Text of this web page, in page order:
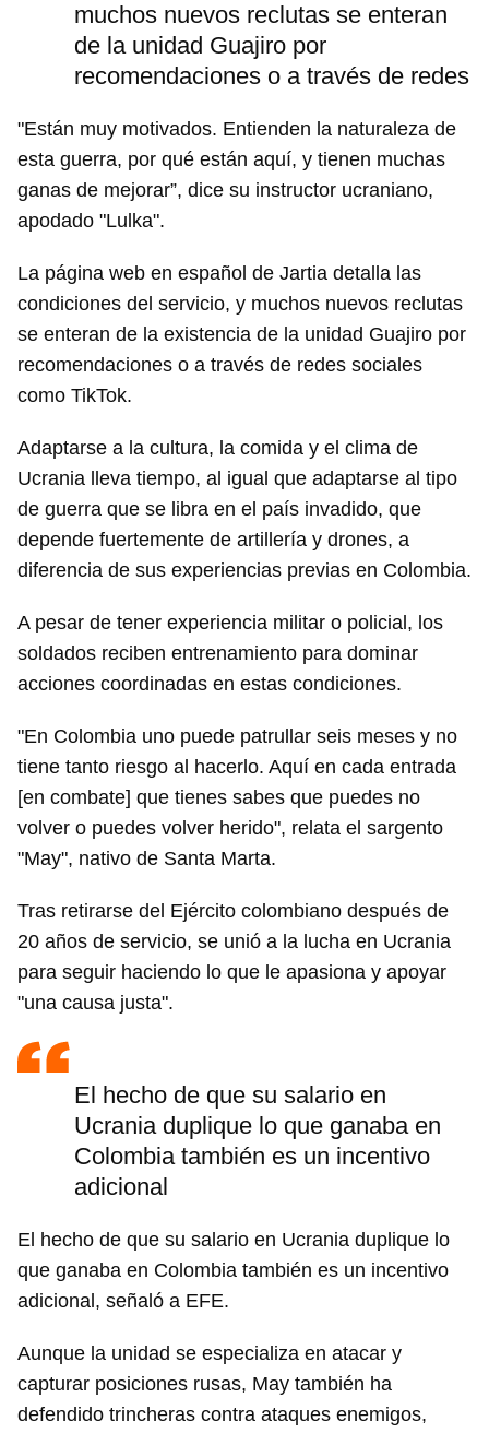
muchos nuevos reclutas se enteran
de la unidad Guajiro por
recomendaciones o a través de redes
"Están muy motivados. Entienden la naturaleza de
esta guerra, por qué están aquí, y tienen muchas
ganas de mejorar”, dice su instructor ucraniano,
apodado "Lulka".
La página web en español de Jartia detalla las
condiciones del servicio, y muchos nuevos reclutas
se enteran de la existencia de la unidad Guajiro por
recomendaciones o a través de redes sociales
como TikTok.
Adaptarse a la cultura, la comida y el clima de
Ucrania lleva tiempo, al igual que adaptarse al tipo
de guerra que se libra en el país invadido, que
depende fuertemente de artillería y drones, a
diferencia de sus experiencias previas en Colombia.
A pesar de tener experiencia militar o policial, los
soldados reciben entrenamiento para dominar
acciones coordinadas en estas condiciones.
"En Colombia uno puede patrullar seis meses y no
tiene tanto riesgo al hacerlo. Aquí en cada entrada
[en combate] que tienes sabes que puedes no
volver o puedes volver herido", relata el sargento
"May", nativo de Santa Marta.
Tras retirarse del Ejército colombiano después de
20 años de servicio, se unió a la lucha en Ucrania
para seguir haciendo lo que le apasiona y apoyar
"una causa justa".
El hecho de que su salario en
Ucrania duplique lo que ganaba en
Colombia también es un incentivo
adicional
El hecho de que su salario en Ucrania duplique lo
que ganaba en Colombia también es un incentivo
adicional, señaló a EFE.
Aunque la unidad se especializa en atacar y
capturar posiciones rusas, May también ha
defendido trincheras contra ataques enemigos,